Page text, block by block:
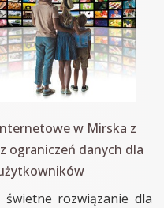
w Mirska z
ograniczeń danych dla
rozwiązanie dla